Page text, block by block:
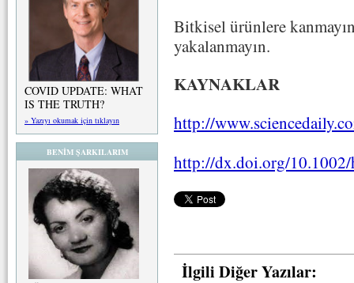
COVID UPDATE: WHAT
IS THE TRUTH?
» Yazıyı okumak için tıklayın
BENİM ŞARKILARIM
Bitkisel ürünlere
yakalanmayın.
KAYNAKLAR
http://
http://dx.doi.org/10.1002/
İlgili Diğer Yazılar: